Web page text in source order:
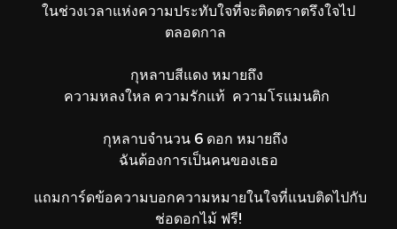
ในช่วงเวลาแห่งความประทับใจที่จะติดตราตรึงใจไป
ตลอดกาล
กุหลาบสีแดง หมายถึง
ความหลงใหล ความรักแท้ ความโรแมนติก
กุหลาบจำนวน 6 ดอก หมายถึง
ฉันต้องการเป็นคนของเธอ
แถมการ์ดข้อความบอกความหมายในใจที่แนบติดไปกับ
ช่อดอกไม้ ฟรี!